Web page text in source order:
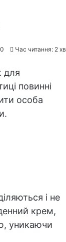
0 Час читання: 2 хв
для
повинні
особа
і не
крем,
уникаючи